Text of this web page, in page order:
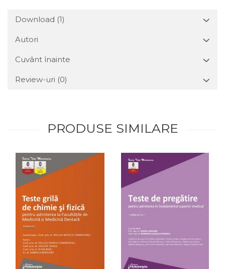
Download (1)
Autori
Cuvânt înainte
Review-uri (0)
PRODUSE SIMILARE